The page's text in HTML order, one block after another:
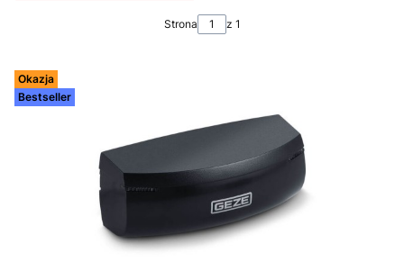
Strona z 1
Okazja
Bestseller